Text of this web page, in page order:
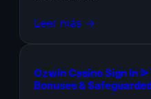
Leer más →
Ozwin Casino Sign In
Bonuses &